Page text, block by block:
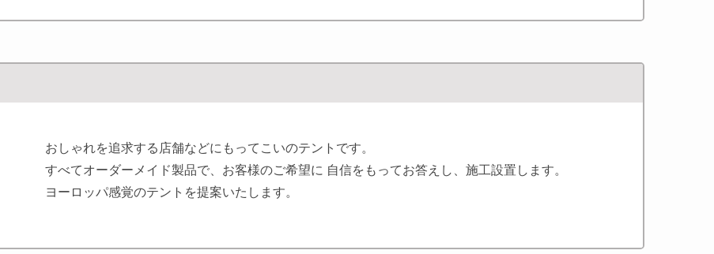
おしゃれを追求する店舗などにもってこいのテントです。
すべてオーダーメイド製品で、お客様のご希望に 自信をもってお答えし、施工設置します。
ヨーロッパ感覚のテントを提案いたします。